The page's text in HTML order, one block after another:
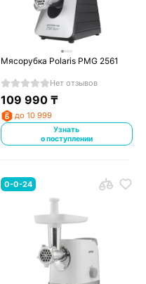
Мясорубка Polaris PMG 2561
Нет отзывов
109 990 ₸
до 10 999
Узнать
о поступлении
0-0-24